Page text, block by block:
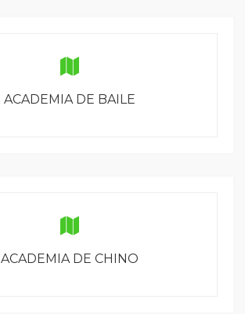
ACADEMIA DE BAILE
ACADEMIA DE CHINO